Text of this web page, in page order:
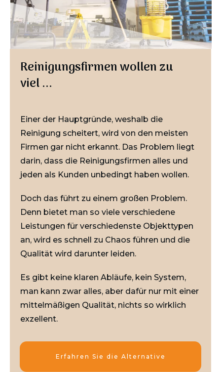
Reinigungsfirmen wollen zu
viel ...
Einer der Hauptgründe, weshalb die
Reinigung scheitert, wird von den meisten
Firmen gar nicht erkannt. Das Problem liegt
darin, dass die Reinigungsfirmen alles und
jeden als Kunden unbedingt haben wollen.
Doch das führt zu einem großen Problem.
Denn bietet man so viele verschiedene
Leistungen für verschiedenste Objekttypen
an, wird es schnell zu Chaos führen und die
Qualität wird darunter leiden.
Es gibt keine klaren Abläufe, kein System,
man kann zwar alles, aber dafür nur mit einer
mittelmäßigen Qualität, nichts so wirklich
exzellent.
Erfahren Sie die Alternative